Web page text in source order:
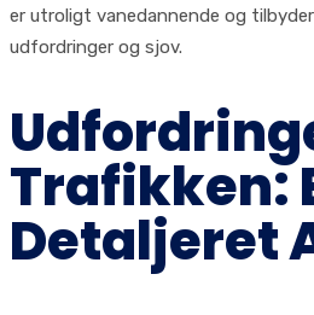
er utroligt vanedannende og
udfordringer og sjov.
Trafikken:
Detaljeret